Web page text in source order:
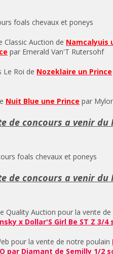
foals chevaux et poneys
Classic Auction de Namcalyuis
par Emerald Van'T Rutersohf
Le Roi de Nozeklaire un Prince
Nuit Blue une Prince par
de concours a venir du
foals chevaux et poneys
de concours a venir du
Quality Auction pour la vente
x Dollar'S Girl Be ST Z 3/4
pour la vente de notre poulain
par Diamant de Semilly 1/2